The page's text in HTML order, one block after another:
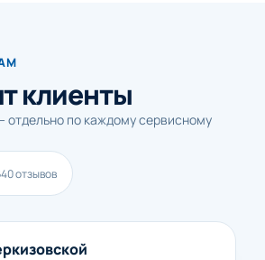
клиенты
отдельно по каждому сервисному
отзывов